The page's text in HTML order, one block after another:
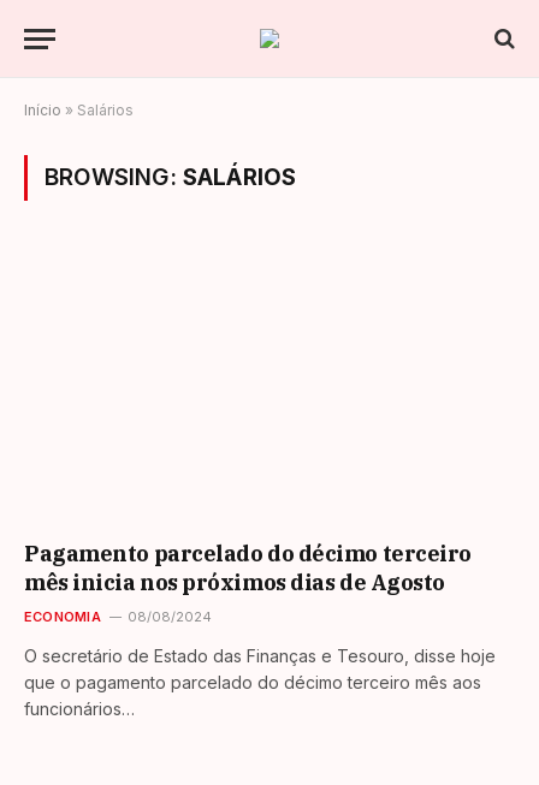
Início » Salários
BROWSING: SALÁRIOS
Pagamento parcelado do décimo terceiro
mês inicia nos próximos dias de Agosto
ECONOMIA 08/08/2024
O secretário de Estado das Finanças e Tesouro, disse hoje
que o pagamento parcelado do décimo terceiro mês aos
funcionários…